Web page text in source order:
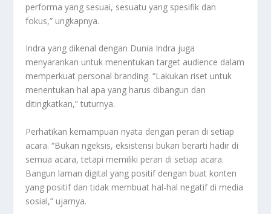
performa yang sesuai, sesuatu yang spesifik dan
fokus,” ungkapnya.
Indra yang dikenal dengan Dunia Indra juga
menyarankan untuk menentukan target audience dalam
memperkuat personal branding. “Lakukan riset untuk
menentukan hal apa yang harus dibangun dan
ditingkatkan,” tuturnya.
Perhatikan kemampuan nyata dengan peran di setiap
acara. “Bukan ngeksis, eksistensi bukan berarti hadir di
semua acara, tetapi memiliki peran di setiap acara.
Bangun laman digital yang positif dengan buat konten
yang positif dan tidak membuat hal-hal negatif di media
sosial,” ujarnya.